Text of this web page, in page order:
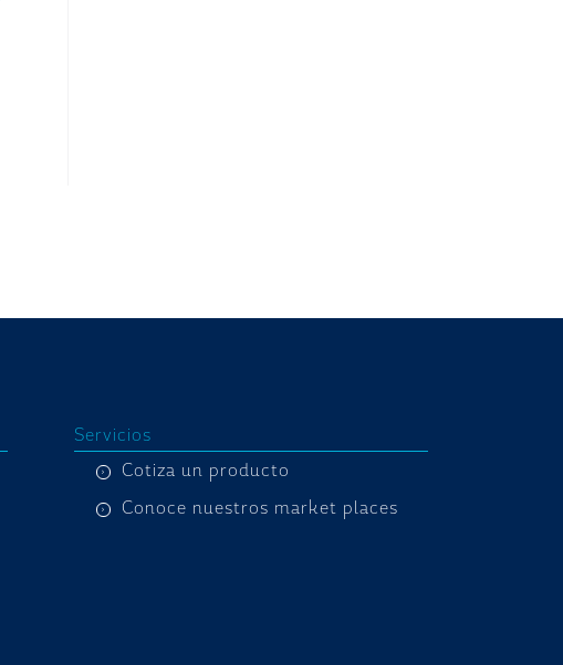
Servicios
Cotiza un producto
Conoce nuestros market places